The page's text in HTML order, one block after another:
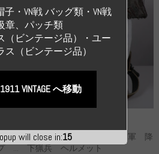
歩
...
高品質レプリカ ドイツ空軍 降
下猟兵 ヘルメット
will close in:14
子・VN戦 バッグ類・VN戦
章、パッチ類
（ビンテージ品）・ユー
ス（ビンテージ品）
1911 VINTAGE へ移動